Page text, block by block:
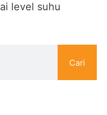
level suhu
Cari